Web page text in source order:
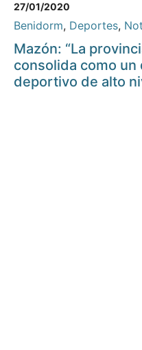
27/01/2020
Benidorm, Deportes,
Mazón: “La
consolida como
deportivo de alto